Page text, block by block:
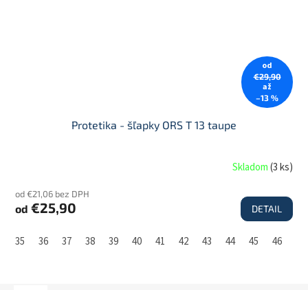
od
€29,90
až
–13 %
Protetika - šľapky ORS T 13 taupe
Skladom(3 ks)
od €21,06 bez DPH
od €25,90 DETAIL
35 36 37 38 39 40 41 42 43 44 45 46